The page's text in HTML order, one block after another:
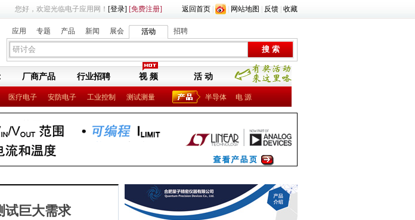
您好，欢迎光临电子应用网！ [登录] [免费注册] 返回首页 网站地图 反馈 收藏
应用 专题 产品 新闻 展会 活动 招聘
厂商产品 行业招聘 视 频 活 动
医疗电子 安防电子 工业控制 测试测量 半导体 电 源
试巨大需求